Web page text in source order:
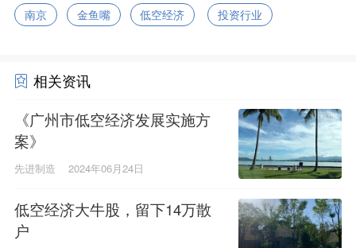
南京 金鱼嘴 低空经济 投资行业
相关资讯
《广州市低空经济发展实施方
案》
先进制造 2024年06月24日
低空经济大牛股，留下14万散
户